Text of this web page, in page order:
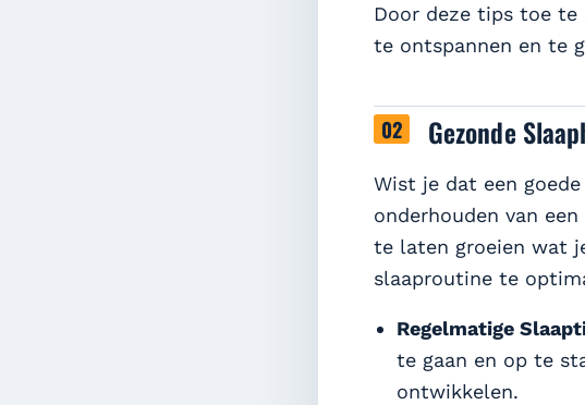
Door deze tips toe te
te ontspannen en te
Gezonde
Wist je dat een
onderhouden van
te laten groeien wat
slaaproutine te
Regelmatige
te gaan en op te
ontwikkelen.